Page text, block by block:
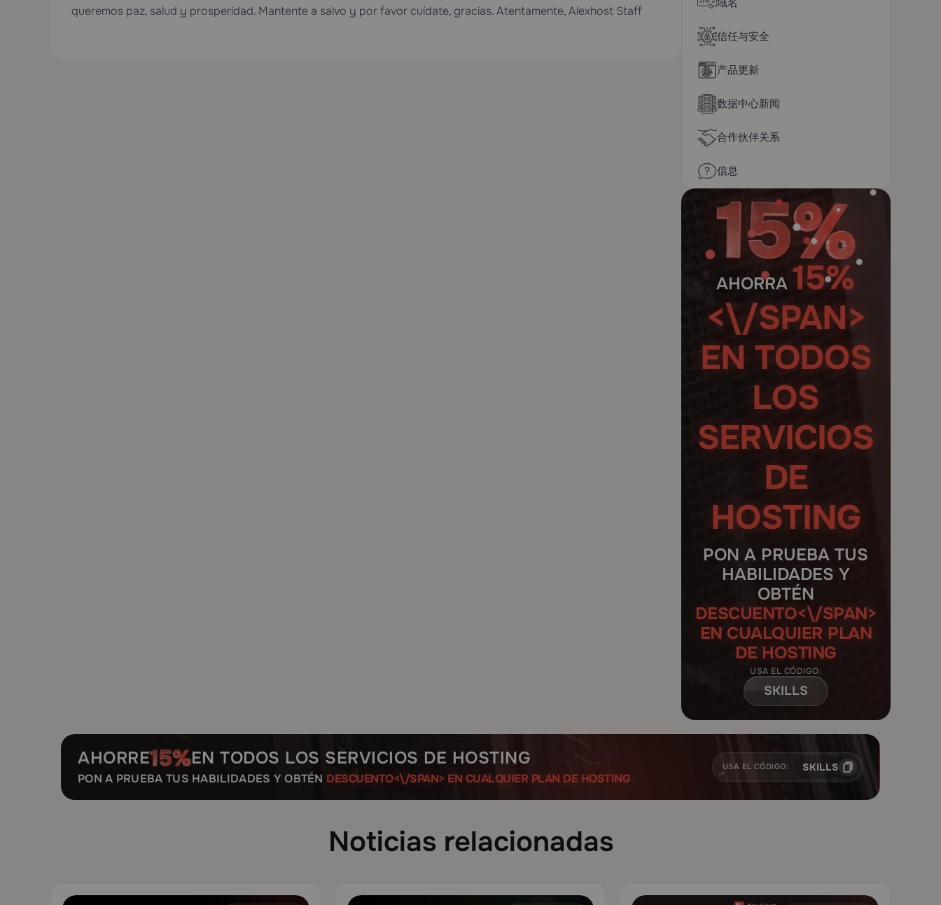
queremos paz, salud y prosperidad. Mantente a salvo y por favor cuídate, gracias. Atentamente, Alexhost Staff
信任与安全
产品更新
数据中心新闻
合作伙伴关系
信息
AHORRA 15%
<\/SPAN>
EN TODOS
LOS
SERVICIOS
DE
HOSTING
PON A PRUEBA TUS
HABILIDADES Y
OBTÉN
DESCUENTO<\/SPAN>
EN CUALQUIER PLAN
DE HOSTING
USA EL CÓDIGO:
SKILLS
AHORRE EN TODOS LOS SERVICIOS DE HOSTING
PON A PRUEBA TUS HABILIDADES Y OBTÉN DESCUENTO<\/SPAN> EN CUALQUIER PLAN DE HOSTING
USA EL CÓDIGO: SKILLS
Noticias relacionadas